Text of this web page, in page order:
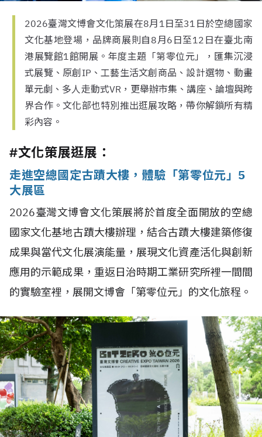
2026臺灣文博會文化策展在8月1日至31日於空總國家
文化基地登場，品牌商展則自8月6日至12日在臺北南
港展覽館1館開展。年度主題「第零位元」，匯集沉浸
式展覽、原創IP、工藝生活文創商品、設計選物、動畫
單元劇、多人走動式VR，更舉辦市集、講座、論壇與跨
界合作。文化部也特別推出逛展攻略，帶你解鎖所有精
彩內容。
#文化策展逛展：
走進空總國定古蹟大樓，體驗「第零位元」5
大展區
2026臺灣文博會文化策展將於首度全面開放的空總
國家文化基地古蹟大樓辦理，結合古蹟大樓建築修復
成果與當代文化展演能量，展現文化資產活化與創新
應用的示範成果，重返日治時期工業研究所裡一間間
的實驗室裡，展開文博會「第零位元」的文化旅程。